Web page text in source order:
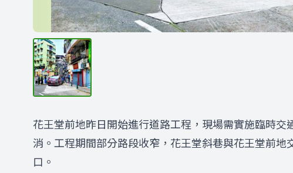
花王堂前地昨日開始進行道路工程，現場需實施臨時交
消。工程期間部分路段收窄，花王堂斜巷與花王堂前地
口。